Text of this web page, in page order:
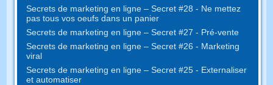
Secrets de marketing en ligne – Secret #28 - Ne mettez
pas tous vos oeufs dans un panier
Secrets de marketing en ligne – Secret #27 - Pré-vente
Secrets de marketing en ligne – Secret #26 - Marketing
viral
Secrets de marketing en ligne – Secret #25 - Externaliser
et automatiser